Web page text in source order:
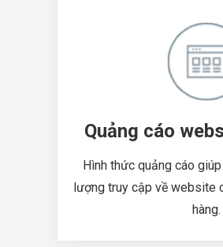
Quảng cáo
Hình thức quảng cáo
lượng truy cập về website
hàng.